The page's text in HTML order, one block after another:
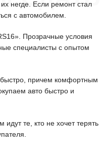
негде. Если ремонт стал
с автомобилем.
Прозрачные условия
специалисты с опытом
причем комфортным
авто быстро и
те, кто не хочет терять